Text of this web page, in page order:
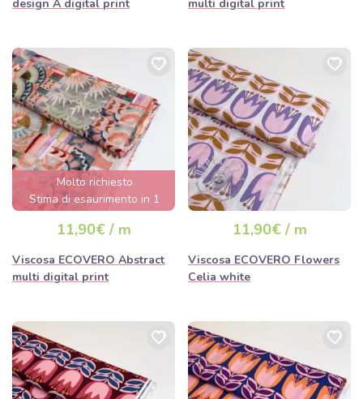
design A digital print
multi digital print
Molto richiesto
Stima di esaurimento in 1
giorno/i.
11,90€ / m
Viscosa ECOVERO Abstract
multi digital print
11,90€ / m
Viscosa ECOVERO Flowers
Celia white